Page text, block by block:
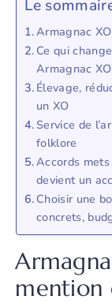
Le
Armagnac
Ce qui
Armagnac XO
Élevage,
un XO
Service de
folklore
Accords
devient un
Choisir une
concrets,
mention